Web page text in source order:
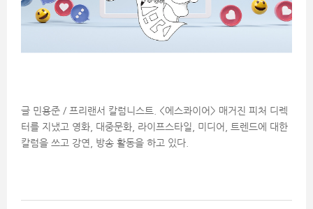
글 민용준 / 프리랜서 칼럼니스트. <에스콰이어> 매거진 피처 디렉
터를 지냈고 영화, 대중문화, 라이프스타일, 미디어, 트렌드에 대한
칼럼을 쓰고 강연, 방송 활동을 하고 있다.